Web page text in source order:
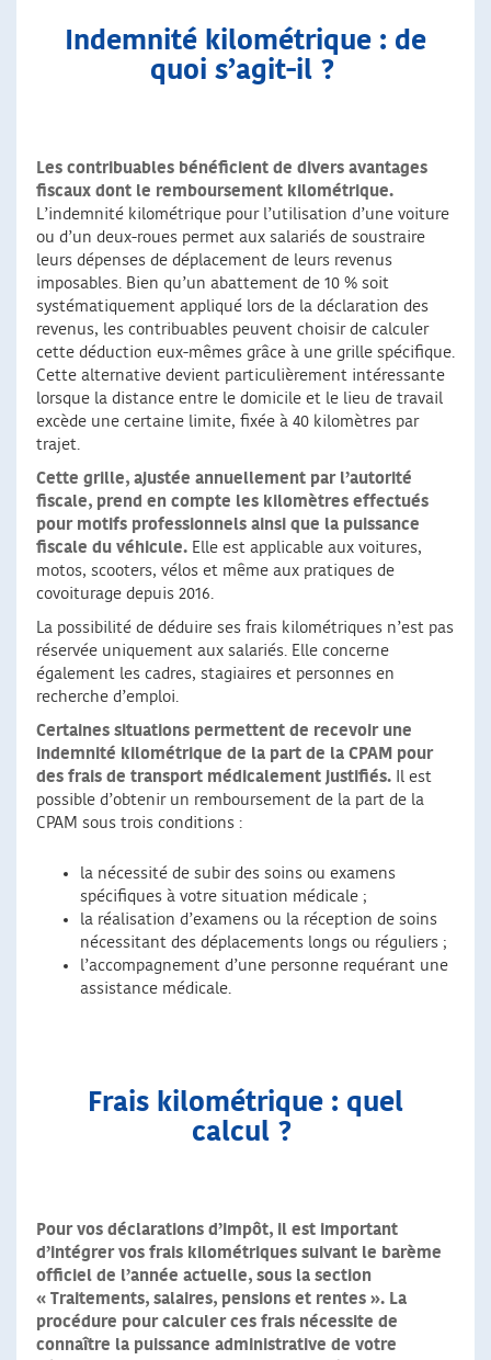
Indemnité kilométrique : de
quoi s’agit-il ?
Les contribuables bénéficient de divers avantages
fiscaux dont le remboursement kilométrique.
L’indemnité kilométrique pour l’utilisation d’une voiture
ou d’un deux-roues permet aux salariés de soustraire
leurs dépenses de déplacement de leurs revenus
imposables. Bien qu’un abattement de 10 % soit
systématiquement appliqué lors de la déclaration des
revenus, les contribuables peuvent choisir de calculer
cette déduction eux-mêmes grâce à une grille spécifique.
Cette alternative devient particulièrement intéressante
lorsque la distance entre le domicile et le lieu de travail
excède une certaine limite, fixée à 40 kilomètres par
trajet.
Cette grille, ajustée annuellement par l’autorité
fiscale, prend en compte les kilomètres effectués
pour motifs professionnels ainsi que la puissance
fiscale du véhicule. Elle est applicable aux voitures,
motos, scooters, vélos et même aux pratiques de
covoiturage depuis 2016.
La possibilité de déduire ses frais kilométriques n’est pas
réservée uniquement aux salariés. Elle concerne
également les cadres, stagiaires et personnes en
recherche d’emploi.
Certaines situations permettent de recevoir une
indemnité kilométrique de la part de la CPAM pour
des frais de transport médicalement justifiés. Il est
possible d’obtenir un remboursement de la part de la
CPAM sous trois conditions :
la nécessité de subir des soins ou examens
spécifiques à votre situation médicale ;
la réalisation d’examens ou la réception de soins
nécessitant des déplacements longs ou réguliers ;
l’accompagnement d’une personne requérant une
assistance médicale.
Frais kilométrique : quel
calcul ?
Pour vos déclarations d’impôt, il est important
d’intégrer vos frais kilométriques suivant le barème
officiel de l’année actuelle, sous la section
« Traitements, salaires, pensions et rentes ». La
procédure pour calculer ces frais nécessite de
connaître la puissance administrative de votre